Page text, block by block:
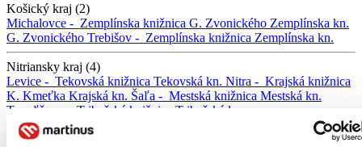
Košický kraj (2)
Michalovce - Zemplínska knižnica G. Zvonického Zemplínska kn.
G. Zvonického Trebišov - Zemplínska knižnica Zemplínska kn.
Nitriansky kraj (4)
Levice - Tekovská knižnica Tekovská kn. Nitra - Krajská knižnica
K. Kmeťka Krajská kn. Šaľa - Mestská knižnica Mestská kn.
Topoľčany - Tribečská knižnica Tribečská kn.
Prešovský kraj (6)